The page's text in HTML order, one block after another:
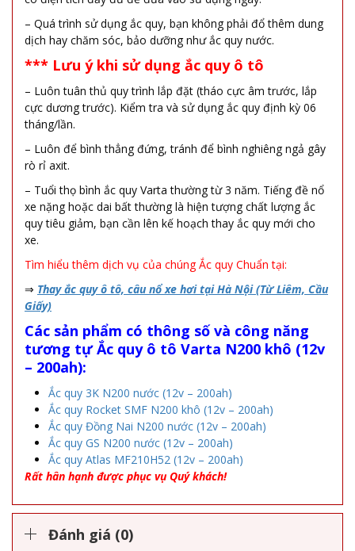
– Quá trình sử dụng ắc quy, bạn không phải đổ thêm dung
dịch hay chăm sóc, bảo dưỡng như ắc quy nước.
*** Lưu ý khi sử dụng ắc quy ô tô
– Luôn tuân thủ quy trình lắp đặt (tháo cực âm trước, lắp
cực dương trước). Kiểm tra và sử dụng ắc quy định kỳ 06
tháng/lần.
– Luôn để bình thẳng đứng, tránh để bình nghiêng ngả gây
rò rỉ axit.
– Tuổi thọ bình ắc quy Varta thường từ 3 năm. Tiếng đề nổ
xe nặng hoặc dai bất thường là hiện tượng chất lượng ắc
quy tiêu giảm, bạn cần lên kế hoạch thay ắc quy mới cho
xe.
Tìm hiểu thêm dịch vụ của chúng Ắc quy Chuẩn tại:
⇒ Thay ắc quy ô tô, câu nổ xe hơi tại Hà Nội (Từ Liêm, Cầu
Giấy)
Các sản phẩm có thông số và công năng
tương tựẮc quy ô tô Varta N200 khô (12v
– 200ah):
Ắc quy 3K N200 nước (12v – 200ah)
Ắc quy Rocket SMF N200 khô (12v – 200ah)
Ắc quy Đồng Nai N200 nước (12v – 200ah)
Ắc quy GS N200 nước (12v – 200ah)
Ắc quy Atlas MF210H52 (12v – 200ah)
Rất hân hạnh được phục vụ Quý khách!
Đánh giá (0)